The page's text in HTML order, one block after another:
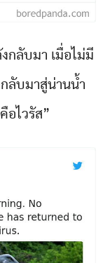
กลับมา เมื่อไม่มี
ลับมาสู่น่านน้ำ
อไวรัส”